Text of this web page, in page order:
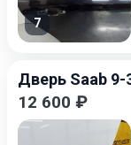
7
Дверь Saab 9-
12 600 ₽